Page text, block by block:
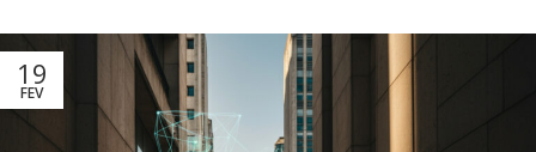
19
FEV